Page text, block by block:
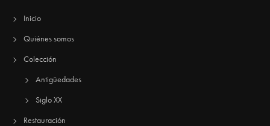
Inicio
Quiénes somos
Colección
Antigüedades
Siglo XX
Restauración